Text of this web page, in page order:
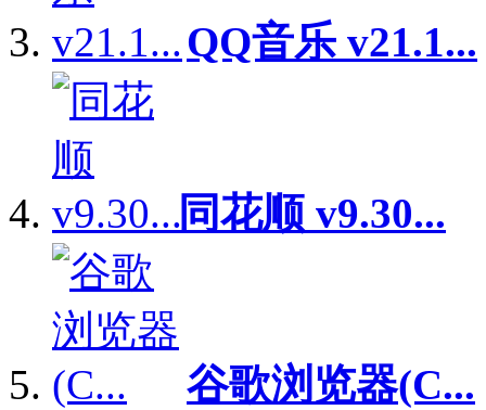
QQ音乐 v21.1...
同花顺 v9.30...
谷歌浏览器(C...